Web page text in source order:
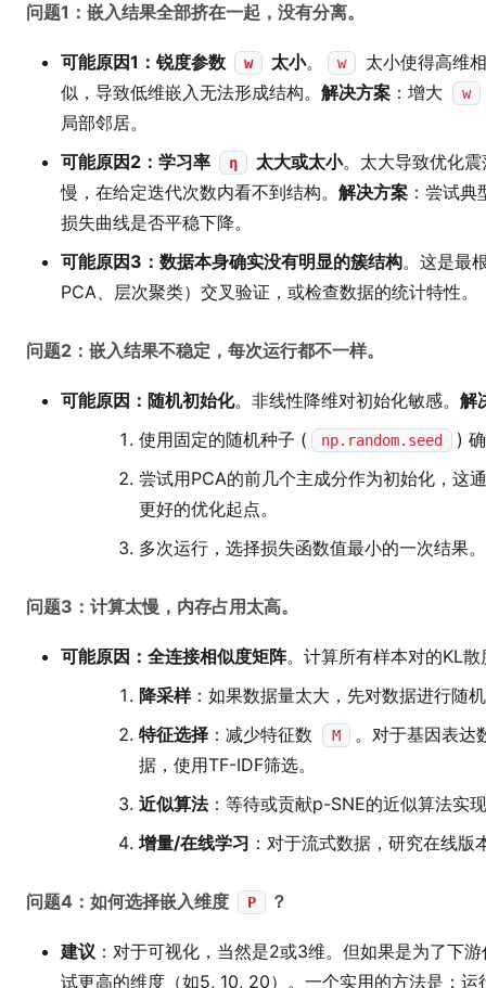
问题1：嵌入结果全部挤在一起，没有分离。
可能原因1：锐度参数 w 太小。 w
太小使得高维
似，导致低维嵌入无法形成结构。 解决方案 ：增大 w
局部邻居。
可能原因2：学习率
η 太大或太小。太大导致优化
慢，在给定迭代次数内看不到结构。 解决方案 ：尝试
损失曲线是否平稳下降。
可能原因3：数据本身确实没有明显的簇结构。这是最
PCA、层次聚类）交叉验证，或检查数据的统计特性。
问题2：嵌入结果不稳定，每次运行都不一样。
可能原因：随机初始化。非线性降维对初始化敏感。 解
使用固定的随机种子 (
np.random.seed
)
尝试用PCA的前几个主成分作为初始化，这
更好的优化起点。
多次运行，选择损失函数值最小的一次结果。
问题3：计算太慢，内存占用太高。
可能原因：全连接相似度矩阵。计算所有样本对的KL
降采样：如果数据量太大，先对数据进行随
特征选择 ：减少特征数 M
。对于基因表达
据，使用TF-IDF筛选。
近似算法：等待或贡献p-SNE的近似算法实
增量/在线学习 ：对于流式数据，研究在线版
问题4：如何选择嵌入维度 P ？
建议 ：对于可视化，当然是2或3维。但如果是为了下
试更高的维度（如5, 10, 20）。一个实用的方法是：